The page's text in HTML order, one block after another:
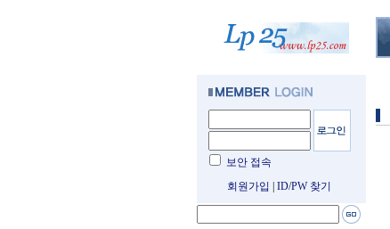
보안 접속
회원가입
ID/PW 찾기